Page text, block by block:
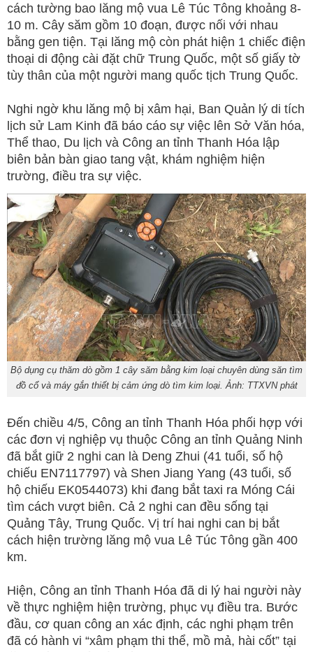
cách tường bao lăng mộ vua Lê Túc Tông khoảng 8-
10 m. Cây săm gồm 10 đoạn, được nối với nhau
bằng gen tiện. Tại lăng mộ còn phát hiện 1 chiếc điện
thoại di động cài đặt chữ Trung Quốc, một số giấy tờ
tùy thân của một người mang quốc tịch Trung Quốc.
Nghi ngờ khu lăng mộ bị xâm hại, Ban Quản lý di tích
lịch sử Lam Kinh đã báo cáo sự việc lên Sở Văn hóa,
Thể thao, Du lịch và Công an tỉnh Thanh Hóa lập
biên bản bàn giao tang vật, khám nghiệm hiện
trường, điều tra sự việc.
Bộ dụng cụ thăm dò gồm 1 cây săm bằng kim loại chuyên dùng săn tìm
đồ cổ và máy gắn thiết bị cảm ứng dò tìm kim loại. Ảnh: TTXVN phát
Đến chiều 4/5, Công an tỉnh Thanh Hóa phối hợp với
các đơn vị nghiệp vụ thuộc Công an tỉnh Quảng Ninh
đã bắt giữ 2 nghi can là Deng Zhui (41 tuổi, số hộ
chiếu EN7117797) và Shen Jiang Yang (43 tuổi, số
hộ chiếu EK0544073) khi đang bắt taxi ra Móng Cái
tìm cách vượt biên. Cả 2 nghi can đều sống tại
Quảng Tây, Trung Quốc. Vị trí hai nghi can bị bắt
cách hiện trường lăng mộ vua Lê Túc Tông gần 400
km.
Hiện, Công an tỉnh Thanh Hóa đã di lý hai người này
về thực nghiệm hiện trường, phục vụ điều tra. Bước
đầu, cơ quan công an xác định, các nghi phạm trên
đã có hành vi “xâm phạm thi thể, mồ mả, hài cốt” tại